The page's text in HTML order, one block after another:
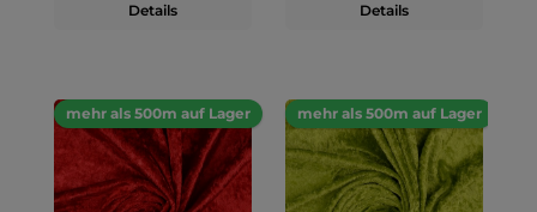
Details Details
mehr als 500m auf Lager mehr als 500m auf Lager